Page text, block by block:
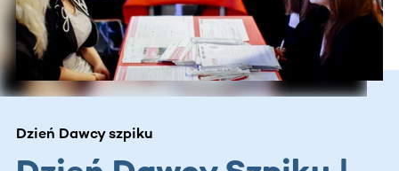
Dzień Dawcy szpiku